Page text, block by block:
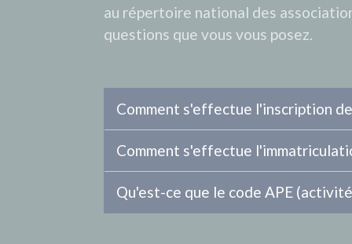
au répertoire national des
questions que vous vous posez.
Comment s'effectue l'inscription
Comment s'effectue
Qu'est-ce que le code APE